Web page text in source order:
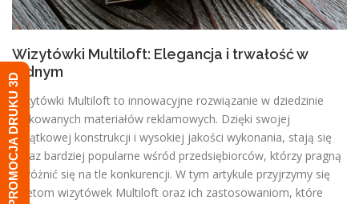
Wizytówki Multiloft: Elegancja i trwałość w
jednym
Wizytówki Multiloft to innowacyjne rozwiązanie w dziedzinie
drukowanych materiałów reklamowych. Dzięki swojej
wyjątkowej konstrukcji i wysokiej jakości wykonania, stają się
coraz bardziej popularne wśród przedsiębiorców, którzy pragną
wyróżnić się na tle konkurencji. W tym artykule przyjrzymy się
zaletom wizytówek Multiloft oraz ich zastosowaniom, które
PROMOCJA DRUKU 3D